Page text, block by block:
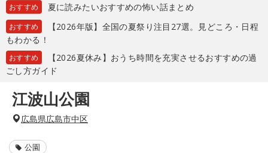
おすすめ 夏に読みたいおすすめの怖い話まとめ
おすすめ
【2026年版】全国の夏祭り注目27選。見どころ・日程
もわかる！
おすすめ
【2026夏休み】おうち時間を充実させるおすすめの過
ごし方ガイド
江波山公園
広島県広島市中区
公園